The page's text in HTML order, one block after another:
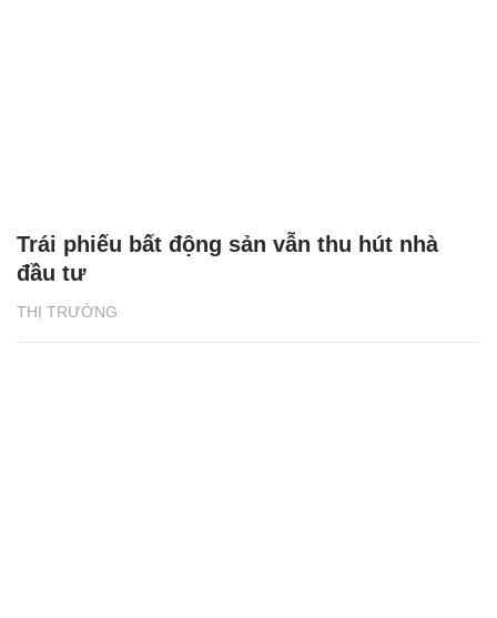
THỊ TRƯỜNG
Trái phiếu bất động sản vẫn thu hút nhà
đầu tư